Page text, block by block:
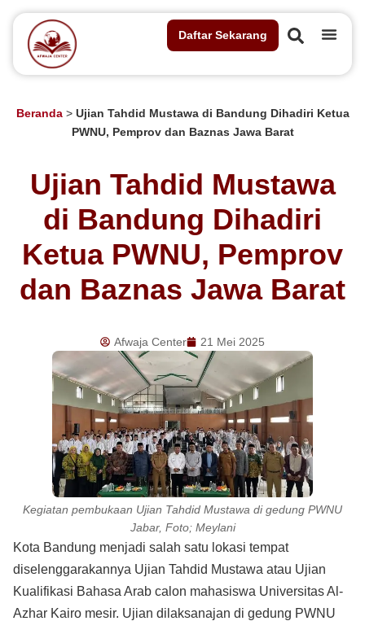
Daftar Sekarang
Beranda> Ujian Tahdid Mustawa di Bandung Dihadiri Ketua
PWNU, Pemprov dan Baznas Jawa Barat
Ujian Tahdid Mustawa
di Bandung Dihadiri
Ketua PWNU, Pemprov
dan Baznas Jawa Barat
Afwaja Center 21 Mei 2025
Kegiatan pembukaan Ujian Tahdid Mustawa di gedung PWNU
Jabar, Foto; Meylani
Kota Bandung menjadi salah satu lokasi tempat
diselenggarakannya Ujian Tahdid Mustawa atau Ujian
Kualifikasi Bahasa Arab calon mahasiswa Universitas Al-
Azhar Kairo mesir. Ujian dilaksanajan di gedung PWNU